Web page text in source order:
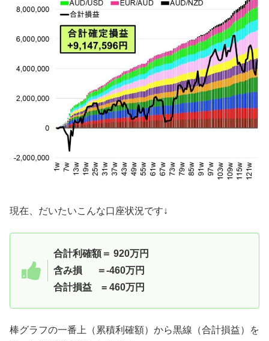
現在、だいたいこんな口座状況です↓
合計利確額＝ 920万円
含み損 ＝-460万円
合計損益 = 460万円
棒グラフの一番上（累積利確額）から黒線（合計損益）を